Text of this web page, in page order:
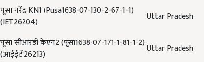
पूसा नरेंद्र KN1 (Pusa1638-07-130-2-67-1-1)
(IET26204)
Uttar Pradesh
पूसा सीआरडी केएन2 (पूसा1638-07-171-1-81-1-2)
(आईईटी26213) Uttar Pradesh